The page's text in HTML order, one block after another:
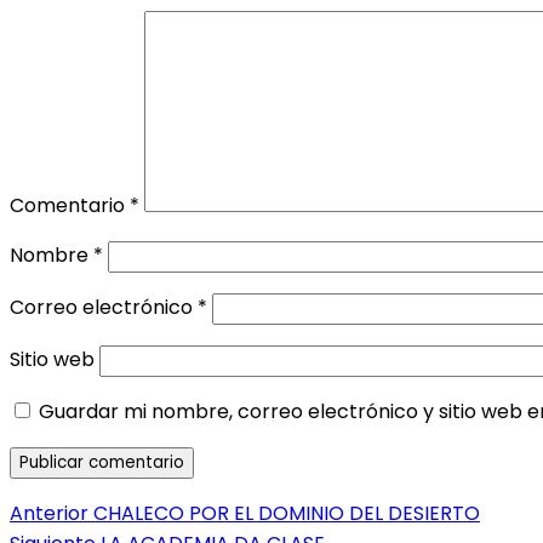
Comentario *
Nombre *
Correo electrónico *
Sitio web
Guardar mi nombre, correo electrónico y sitio web
Navegación
AnteriorEntrada
CHALECO POR EL DOMINIO DEL DESIERTO